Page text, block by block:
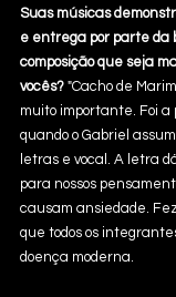
Suas músicas
e entrega por parte da
composição que seja
vocês? "Cacho de
muito importante. Foi
quando o Gabriel
letras e vocal. A letra
para nossos
causam ansiedade.
que todos os
doença moderna.